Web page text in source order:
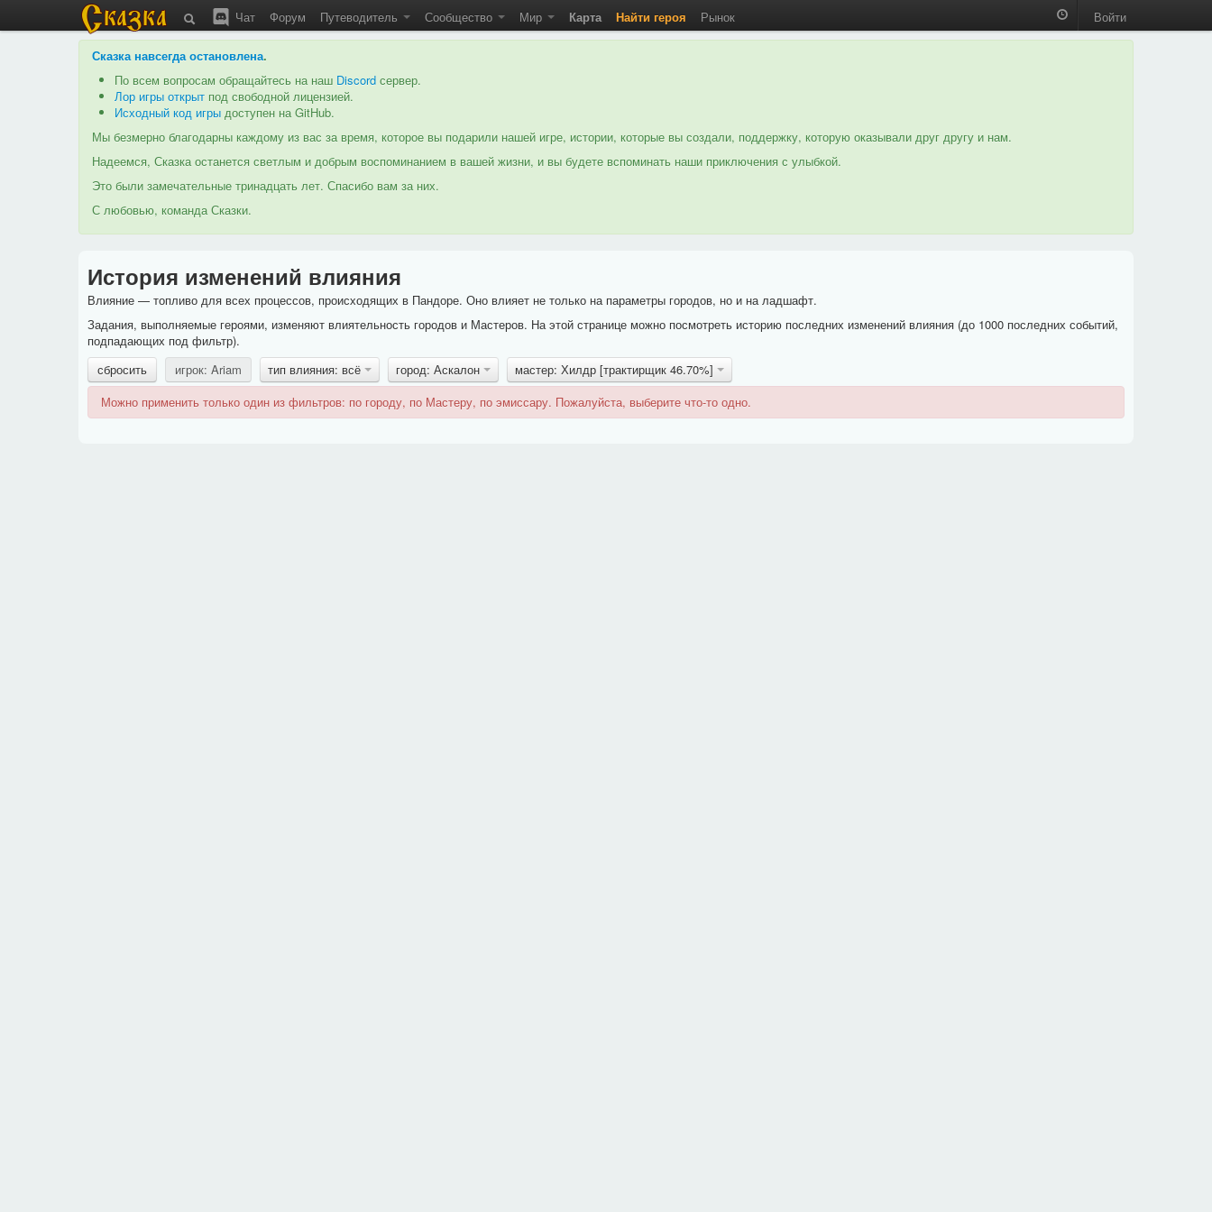
Чат Форум Путеводитель Сообщество Мир Карта Найти героя Рынок Войти
Сказка навсегда остановлена.
По всем вопросам обращайтесь на наш Discord сервер.
Лор игры открыт под свободной лицензией.
Исходный код игры доступен на GitHub.
Мы безмерно благодарны каждому из вас за время, которое вы подарили нашей игре, истории, которые вы создали, поддержку, которую оказывали друг другу и нам.
Надеемся, Сказка останется светлым и добрым воспоминанием в вашей жизни, и вы будете вспоминать наши приключения с улыбкой.
Это были замечательные тринадцать лет. Спасибо вам за них.
С любовью, команда Сказки.
История изменений влияния
Влияние — топливо для всех процессов, происходящих в Пандоре. Оно влияет не только на параметры городов, но и на ладшафт.
Задания, выполняемые героями, изменяют влиятельность городов и Мастеров. На этой странице можно посмотреть историю последних изменений влияния (до 1000 последних событий,
подпадающих под фильтр).
сбросить
игрок: Ariam тип влияния: всё город: Аскалон
мастер: Хилдр [трактирщик 46.70%]
Можно применить только один из фильтров: по городу, по Мастеру, по эмиссару. Пожалуйста, выберите что-то одно.